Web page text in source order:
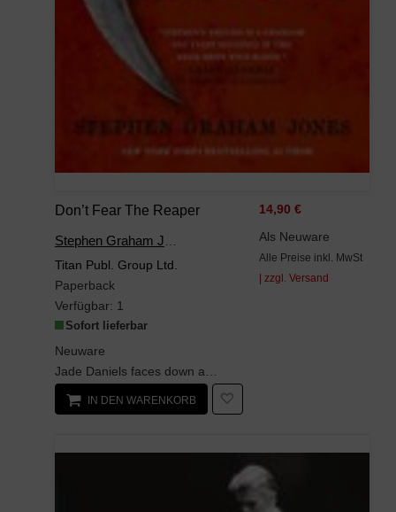
Don’t Fear The Reaper
Titan Publ. Group Ltd.
Paperback
Verfügbar: 1
Sofort lieferbar
Neuware
14,90 €
Als Neuware
Alle Preise inkl. MwSt
| zzgl. Versand
IN DEN WARENKORB